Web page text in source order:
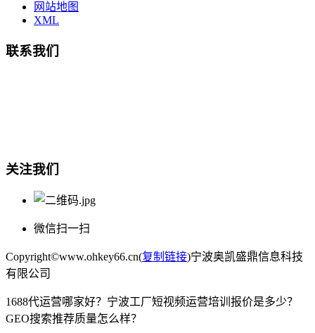
网站地图
XML
联系我们
关注我们
微信扫一扫
Copyright©www.ohkey66.cn(复制链接)宁波奥凯盛鼎信息科技
有限公司
1688代运营哪家好？宁波工厂短视频运营培训报价是多少？
GEO搜索推荐质量怎么样？